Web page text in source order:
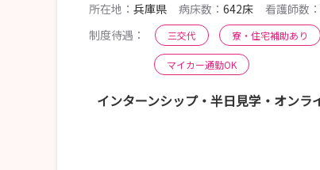
所在地： 兵庫県 病床数： 642床 看護師数：
制度待遇：
三交代 寮・住宅補助あり
マイカー通勤OK
インターンシップ・半日見学・オンラ